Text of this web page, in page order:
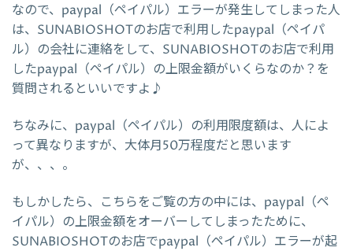
なので、paypal（ペイパル）エラーが発生してしまった人
は、SUNABIOSHOTのお店で利用したpaypal（ペイパ
ル）の会社に連絡をして、SUNABIOSHOTのお店で利用
したpaypal（ペイパル）の上限金額がいくらなのか？を
質問されるといいですよ♪
ちなみに、paypal（ペイパル）の利用限度額は、人によ
って異なりますが、大体月50万程度だと思います
が、、、。
もしかしたら、こちらをご覧の方の中には、paypal（ペ
イパル）の上限金額をオーバーしてしまったために、
SUNABIOSHOTのお店でpaypal（ペイパル）エラーが起